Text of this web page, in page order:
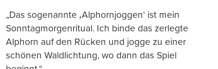
„Das sogenannte ‚Alphornjoggen‘ ist mein
Sonntagmorgenritual. Ich binde das zerlegte
Alphorn auf den Rücken und jogge zu einer
schönen Waldlichtung, wo dann das Spiel